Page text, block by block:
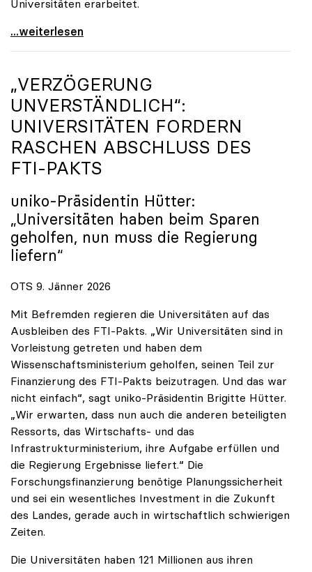
Universitäten erarbeitet.
Schools of Education an den Universitäten: Für
...weiterlesen
„VERZÖGERUNG
UNVERSTÄNDLICH“:
UNIVERSITÄTEN FORDERN
RASCHEN ABSCHLUSS DES
FTI-PAKTS
uniko-Präsidentin Hütter:
„Universitäten haben beim Sparen
geholfen, nun muss die Regierung
liefern“
OTS 9. Jänner 2026
Mit Befremden regieren die Universitäten auf das
Ausbleiben des FTI-Pakts. „Wir Universitäten sind in
Vorleistung getreten und haben dem
Wissenschaftsministerium geholfen, seinen Teil zur
Finanzierung des FTI-Pakts beizutragen. Und das war
nicht einfach“, sagt uniko-Präsidentin Brigitte Hütter.
„Wir erwarten, dass nun auch die anderen beteiligten
Ressorts, das Wirtschafts- und das
Infrastrukturministerium, ihre Aufgabe erfüllen und
die Regierung Ergebnisse liefert.“ Die
Forschungsfinanzierung benötige Planungssicherheit
und sei ein wesentliches Investment in die Zukunft
des Landes, gerade auch in wirtschaftlich schwierigen
Zeiten.
Die Universitäten haben 121 Millionen aus ihren